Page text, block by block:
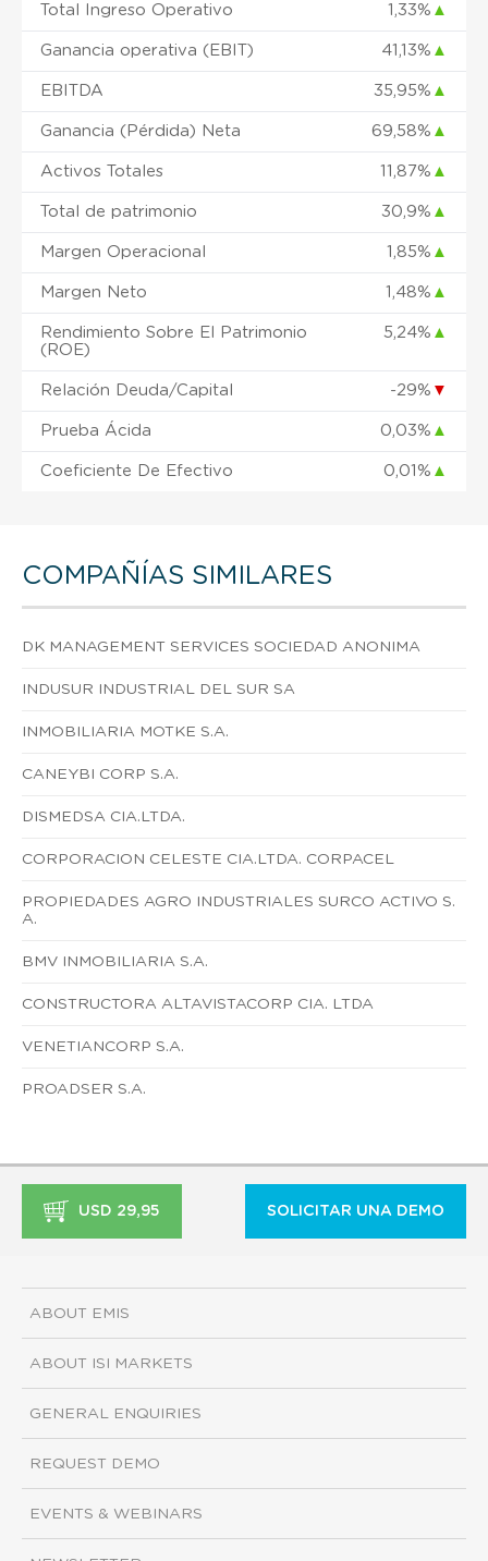
Total Ingreso Operativo 1,33% ▲
Ganancia operativa (EBIT) 41,13% ▲
EBITDA 35,95% ▲
Ganancia (Pérdida) Neta 69,58% ▲
Activos Totales 11,87% ▲
Total de patrimonio 30,9% ▲
Margen Operacional 1,85% ▲
Margen Neto 1,48% ▲
Rendimiento Sobre El Patrimonio
(ROE)
5,24% ▲
Relación Deuda/Capital -29% ▼
Prueba Ácida 0,03% ▲
Coeficiente De Efectivo 0,01% ▲
COMPAÑÍAS SIMILARES
DK MANAGEMENT SERVICES SOCIEDAD ANONIMA
INDUSUR INDUSTRIAL DEL SUR SA
INMOBILIARIA MOTKE S.A.
CANEYBI CORP S.A.
DISMEDSA CIA.LTDA.
CORPORACION CELESTE CIA.LTDA. CORPACEL
PROPIEDADES AGRO INDUSTRIALES SURCO ACTIVO S.
A.
BMV INMOBILIARIA S.A.
CONSTRUCTORA ALTAVISTACORP CIA. LTDA
VENETIANCORP S.A.
PROADSER S.A.
USD 29,95 SOLICITAR UNA DEMO
ABOUT EMIS
ABOUT ISI MARKETS
GENERAL ENQUIRIES
REQUEST DEMO
EVENTS & WEBINARS